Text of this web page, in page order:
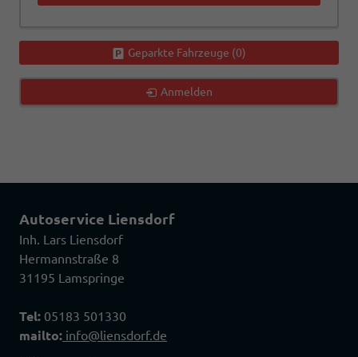
Geparkte Fahrzeuge (0)
Anmelden
Autoservice Liensdorf
Inh. Lars Liensdorf
Hermannstraße 8
31195 Lamspringe
Tel: 05183 501330
mailto: info@liensdorf.de